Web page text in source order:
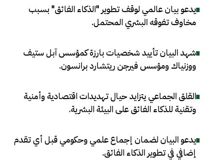
يدعو بيان عالمي لوقف تطوير "الذكاء الفائق" بسبب
مخاوف تفوقه البشري المحتمل.
شهد البيان تأييد شخصيات بارزة كمؤسس آبل ستيف
ووزنياك ومؤسس فيرجن ريتشارد برانسون.
القلق الجماعي يتزايد حيال تهديدات اقتصادية وأمنية
وتقنية للذكاء الفائق على البيئة البشرية.
يدعو البيان لضمان إجماع علمي وحكومي قبل أي تقدم
إضافي في تطوير الذكاء الفائق.